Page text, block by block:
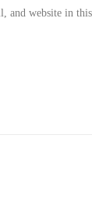
and website in